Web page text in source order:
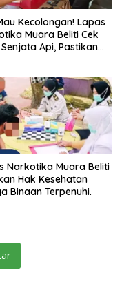
Kecolongan! Lapas
Muara Beliti Cek
Api, Pastikan
Narkotika Muara Beliti
Hak Kesehatan
Binaan Terpenuhi.